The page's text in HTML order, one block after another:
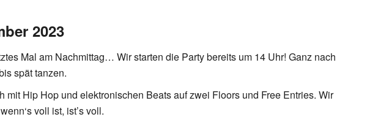
2023
Mal am Nachmittag… Wir starten die Party bereits um 14 Uhr! Ganz nach
spät tanzen.
Hip Hop und elektronischen Beats auf zwei Floors und Free Entries. Wir
voll ist, ist’s voll.